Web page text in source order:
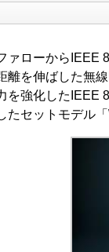
ローからIEEE
離を伸ばした無
を強化したIEEE
たセットモデル